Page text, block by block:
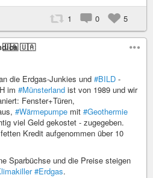
1 0 5
🇺🇦
die Erdgas-Junkies und #BILD -
im #Münsterland ist von 1989 und wir
Fenster+Türen,
#Wärmepumpe mit #Geothermie
viel Geld gekostet - zugegeben.
Kredit aufgenommen über 10
Sparbüchse und die Preise steigen
#Erdgas.